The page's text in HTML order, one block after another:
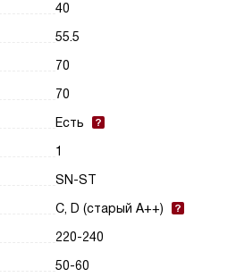
40
55.5
70
70
Есть
1
SN-ST
C, D (старый A++)
220-240
50-60